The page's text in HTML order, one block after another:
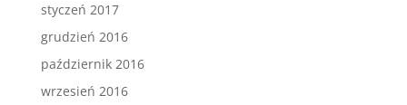
styczeń 2017
grudzień 2016
październik 2016
wrzesień 2016